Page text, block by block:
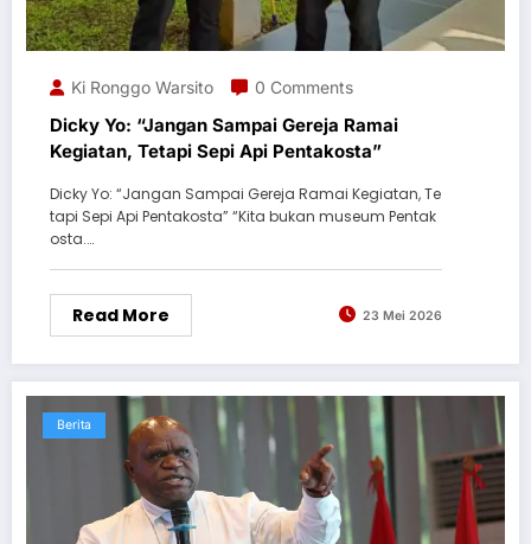
Ki Ronggo Warsito 0 Comments
Dicky Yo: “Jangan Sampai Gereja Ramai
Kegiatan, Tetapi Sepi Api Pentakosta”
Dicky Yo: “Jangan Sampai Gereja Ramai Kegiatan, Te
tapi Sepi Api Pentakosta” “Kita bukan museum Pentak
osta.…
Read More 23 Mei 2026
Berita